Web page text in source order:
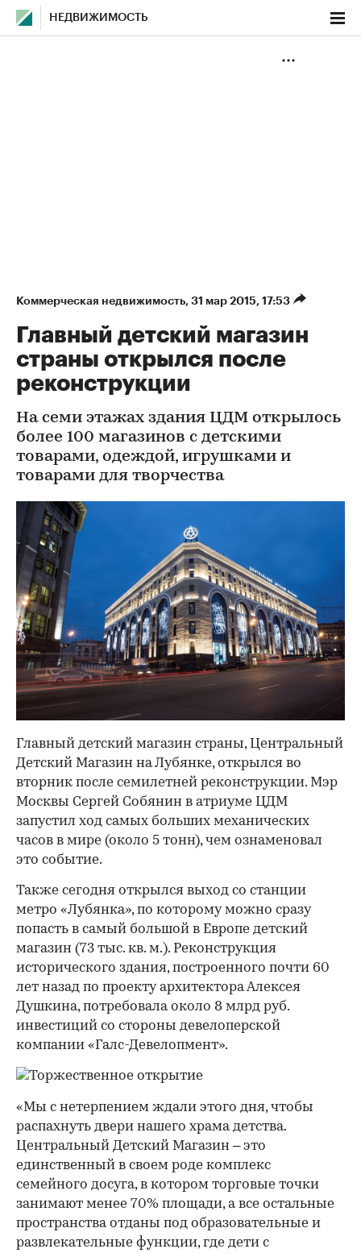
НЕДВИЖИМОСТЬ
Коммерческая недвижимость⁠, 31 мар 2015, 17:53
Главный детский магазин
страны открылся после
реконструкции
На семи этажах здания ЦДМ открылось
более 100 магазинов с детскими
товарами, одеждой, игрушками и
товарами для творчества
Главный детский магазин страны, Центральный
Детский Магазин на Лубянке, открылся во
вторник после семилетней реконструкции. Мэр
Москвы Сергей Собянин в атриуме ЦДМ
запустил ход самых больших механических
часов в мире (около 5 тонн), чем ознаменовал
это событие.
Также сегодня открылся выход со станции
метро «Лубянка», по которому можно сразу
попасть в самый большой в Европе детский
магазин (73 тыс. кв. м.). Реконструкция
исторического здания, построенного почти 60
лет назад по проекту архитектора Алексея
Душкина, потребовала около 8 млрд руб.
инвестиций со стороны девелоперской
компании «Галс-Девелопмент».
«Мы с нетерпением ждали этого дня, чтобы
распахнуть двери нашего храма детства.
Центральный Детский Магазин – это
единственный в своем роде комплекс
семейного досуга, в котором торговые точки
занимают менее 70% площади, а все остальные
пространства отданы под образовательные и
развлекательные функции, где дети с